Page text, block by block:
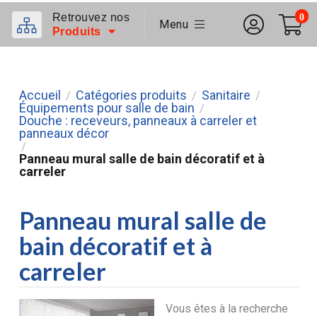
Retrouvez nos
Produits
Menu
0
Accueil / Catégories produits / Sanitaire /
Équipements pour salle de bain /
Douche : receveurs, panneaux à carreler et
panneaux décor
/
Panneau mural salle de bain décoratif et à
carreler
Panneau mural salle de
bain décoratif et à
carreler
Vous êtes à la recherche